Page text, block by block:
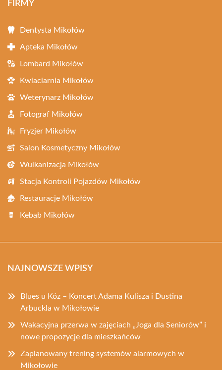
FIRMY
Dentysta Mikołów
Apteka Mikołów
Lombard Mikołów
Kwiaciarnia Mikołów
Weterynarz Mikołów
Fotograf Mikołów
Fryzjer Mikołów
Salon Kosmetyczny Mikołów
Wulkanizacja Mikołów
Stacja Kontroli Pojazdów Mikołów
Restauracje Mikołów
Kebab Mikołów
NAJNOWSZE WPISY
Blues u Kóz – Koncert Adama Kulisza i Dustina
Arbuckla w Mikołowie
Wakacyjna przerwa w zajęciach „Joga dla Seniorów” i
nowe propozycje dla mieszkańców
Zaplanowany trening systemów alarmowych w
Mikołowie